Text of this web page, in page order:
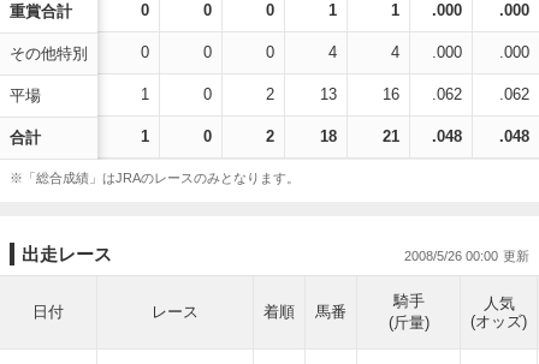
重賞合計
その他特別
平場
合計
0 0 0 1 1 .000 .000
0 0 0 4 4 .000 .000
1 0 2 13 16 .062 .062
1 0 2 18 21 .048 .048
※「総合成績」はJRAのレースのみとなります。
出走レース 2008/5/26 00:00
日付 レース 着順 馬番
騎手
(斤量)
人気
(オッズ)